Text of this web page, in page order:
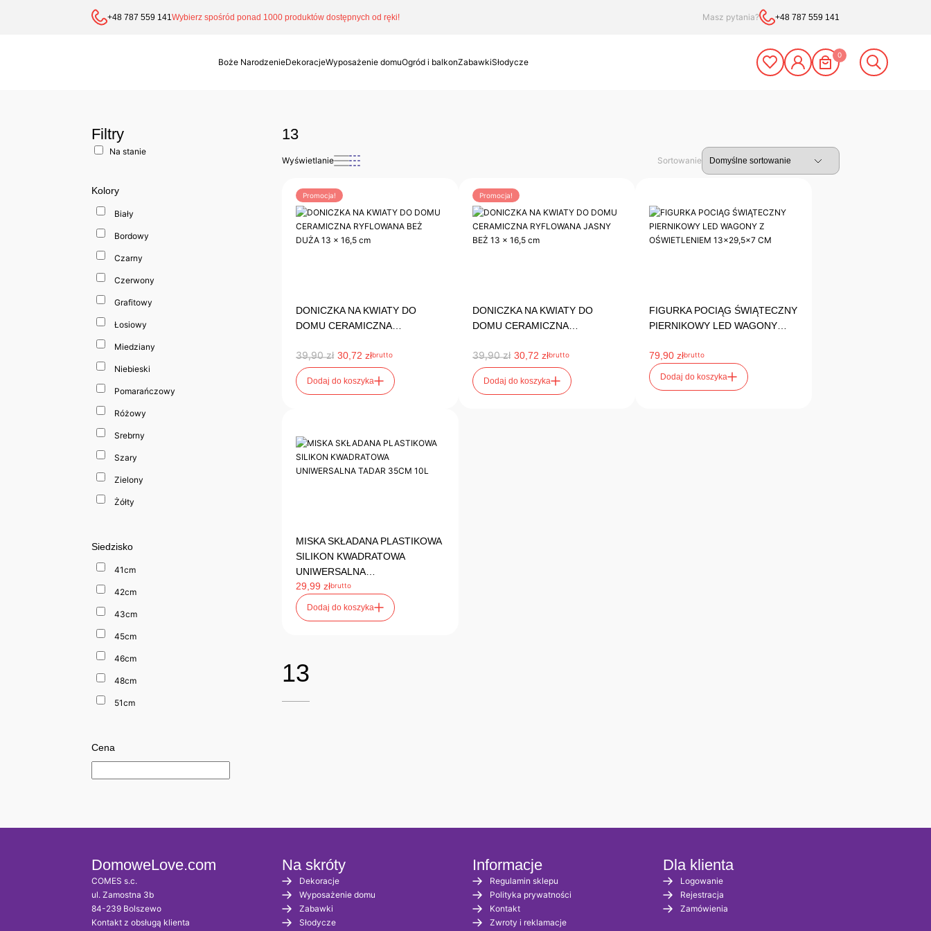
+48 787 559 141Wybierz spośród ponad 1000 produktów dostępnych od ręki! Masz pytania? +48 787 559 141
Boże NarodzenieDekoracjeWyposażenie domuOgród i balkonZabawkiSłodycze
0
Filtry
Na stanie
Kolory
Biały
Bordowy
Czarny
Czerwony
Grafitowy
Łosiowy
Miedziany
Niebieski
Pomarańczowy
Różowy
Srebrny
Szary
Zielony
Żółty
Siedzisko
41cm
42cm
43cm
45cm
46cm
48cm
51cm
Cena
13
Wyświetlanie Sortowanie
Promocja!
DONICZKA NA KWIATY DO
DOMU CERAMICZNA…
39,90zł 30,72 złbrutto
Dodaj do koszyka
Promocja!
DONICZKA NA KWIATY DO
DOMU CERAMICZNA…
39,90zł 30,72 złbrutto
Dodaj do koszyka
FIGURKA POCIĄG ŚWIĄTECZNY
PIERNIKOWY LED WAGONY…
79,90 złbrutto
Dodaj do koszyka
MISKA SKŁADANA PLASTIKOWA
SILIKON KWADRATOWA
UNIWERSALNA…
29,99 złbrutto
Dodaj do koszyka
13
DomoweLove.com
COMES s.c.
ul. Zamostna 3b
84-239 Bolszewo
Kontakt z obsługą klienta
Na skróty
Dekoracje
Wyposażenie domu
Zabawki
Słodycze
Informacje
Regulamin sklepu
Polityka prywatności
Kontakt
Zwroty i reklamacje
Dla klienta
Logowanie
Rejestracja
Zamówienia